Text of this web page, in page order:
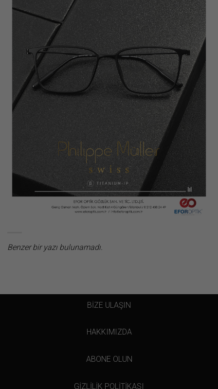
Benzer bir yazı bulunamadı.
BİZE ULAŞIN
HAKKIMIZDA
ABONE OLUN
GİZLİLİK POLİTİKASI